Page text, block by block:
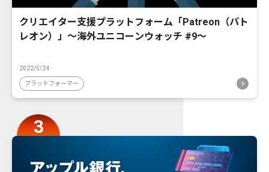
クリエイター支援プラットフォーム「Patreon（パト
レオン）」〜海外ユニコーンウォッチ #9〜
2022/5/24
プラットフォーマー